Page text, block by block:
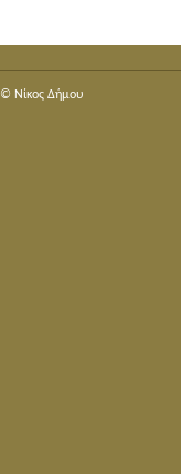
© Nίκος Δήμου